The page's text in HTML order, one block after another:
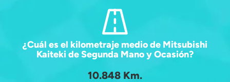
¿Cuál es el kilometraje medio de Mitsubishi
Kaiteki de Segunda Mano y Ocasión?
10.848 Km.